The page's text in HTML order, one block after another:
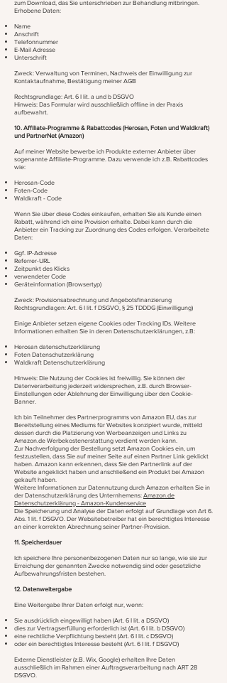
zum Download, das Sie unterschrieben zur Behandlung mitbringen.
Erhobene Daten:
Name
Anschrift
Telefonnummer
E-Mail Adresse
Unterschrift
Zweck: Verwaltung von Terminen, Nachweis der Einwilligung zur
Kontaktaufnahme, Bestätigung meiner AGB
Rechtsgrundlage: Art. 6 I lit. a und b DSGVO
Hinweis: Das Formular wird ausschließlich offline in der Praxis
aufbewahrt.
10. Affiliate-Programme & Rabattcodes (Herosan, Foten und Waldkraft)
und PartnerNet (Amazon)
Auf meiner Website bewerbe ich Produkte externer Anbieter über
sogenannte Affiliate-Programme. Dazu verwende ich z.B. Rabattcodes
wie:
Herosan-Code
Foten-Code
Waldkraft - Code
Wenn Sie über diese Codes einkaufen, erhalten Sie als Kunde einen
Rabatt, während ich eine Provision erhalte. Dabei kann durch die
Anbieter ein Tracking zur Zuordnung des Codes erfolgen. Verarbeitete
Daten:
Ggf. IP-Adresse
Referrer-URL
Zeitpunkt des Klicks
verwendeter Code
Geräteinformation (Browsertyp)
Zweck: Provisionsabrechnung und Angebotsfinanzierung
Rechtsgrundlagen: Art. 6 I lit. f DSGVO, § 25 TDDDG (Einwilligung)
Einige Anbieter setzen eigene Cookies oder Tracking IDs. Weitere
Informationen erhalten Sie in deren Datenschutzerklärungen, z.B:
Herosan datenschutzerklärung
Foten Datenschutzerklärung
Waldkraft Datenschutzerklärung
Hinweis: Die Nutzung der Cookies ist freiwillig. Sie können der
Datenverarbeitung jederzeit widersprechen, z.B. durch Browser-
Einstellungen oder Ablehnung der Einwilligung über den Cookie-
Banner.
Ich bin Teilnehmer des Partnerprogramms von Amazon EU, das zur
Bereitstellung eines Mediums für Websites konzipiert wurde, mitteld
dessen durch die Platzierung von Werbeanzeigen und Links zu
Amazon.de Werbekostenerstattung verdient werden kann.
Zur Nachverfolgung der Bestellung setzt Amazon Cookies ein, um
festzustellen, dass Sie auf meiner Seite auf einen Partner Link geklickt
haben. Amazon kann erkennen, dass Sie den Partnerlink auf der
Website angeklickt haben und anschließend ein Produkt bei Amazon
gekauft haben.
Weitere Informationen zur Datennutzung durch Amazon erhalten Sie in
der Datenschutzerklärung des Unternhemens:Amazon.de
Datenschutzerklärung - Amazon-Kundenservice
​Die Speicherung und Analyse der Daten erfolgt auf Grundlage von Art 6.
Abs. 1 lit. f DSGVO. Der Websitebetreiber hat ein berechtigtes Interesse
an einer korrekten Abrechnung seiner Partner-Provision.
11. Speicherdauer
Ich speichere Ihre personenbezogenen Daten nur so lange, wie sie zur
Erreichung der genannten Zwecke notwendig sind oder gesetzliche
Aufbewahrungsfristen bestehen.
12. Datenweitergabe
Eine Weitergabe Ihrer Daten erfolgt nur, wenn:
Sie ausdrücklich eingewilligt haben (Art. 6 I lit. a DSGVO)
dies zur Vertragserfüllung erforderlich ist (Art. 6 I lit. b DSGVO)
eine rechtliche Verpflichtung besteht (Art. 6 I lit. c DSGVO)
oder ein berechtigtes Interesse besteht (Art. 6 I lit. f DSGVO)
Externe Dienstleister (z.B. Wix, Google) erhalten Ihre Daten
ausschließlich im Rahmen einer Auftragsverarbeitung nach ART 28
DSGVO.